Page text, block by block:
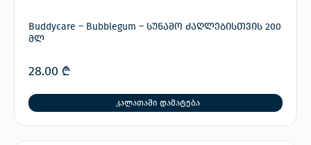
Buddycare – Bubblegum – სუნამო ძაღლებისთვის 200
მლ
28.00 ₾
კალათაში დამატება